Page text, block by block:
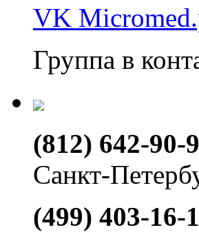
VK
Группа в
(812) 642-90-
Санкт-
(499) 403-16-